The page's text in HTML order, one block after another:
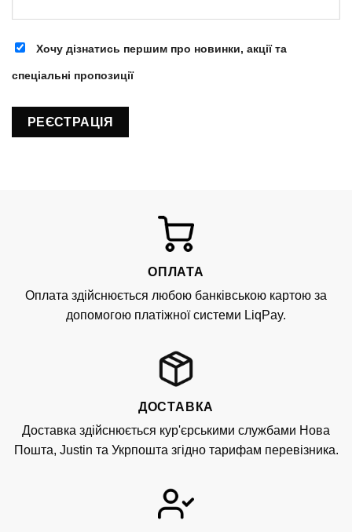
Хочу дізнатись першим про новинки, акції та
спеціальні пропозиції
РЕЄСТРАЦІЯ
ОПЛАТА
Оплата здійснюється любою банківською картою за
допомогою платіжної системи LiqPay.
ДОСТАВКА
Доставка здійснюється кур'єрськими службами Нова
Пошта, Justin та Укрпошта згідно тарифам перевізника.